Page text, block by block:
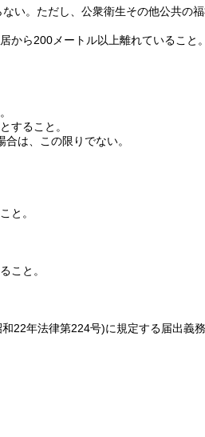
い。 ただし、公衆衛生その他公共の
から200メートル以上離れていること。
すること。
は、この限りでない。
と。
こと。
和22年法律第224号)に規定する届出義